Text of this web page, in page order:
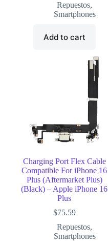
Repuestos,
Smartphones
Add to cart
Charging Port Flex Cable
Compatible For iPhone 16
Plus (Aftermarket Plus)
(Black) – Apple iPhone 16
Plus
$75.59
Repuestos,
Smartphones